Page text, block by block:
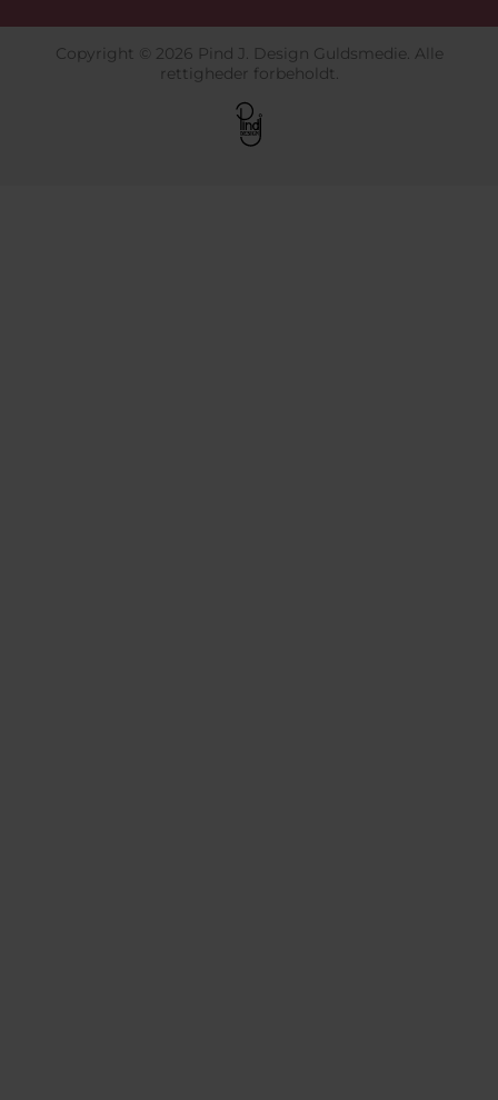
Copyright © 2026 Pind J. Design Guldsmedie. Alle
rettigheder forbeholdt.